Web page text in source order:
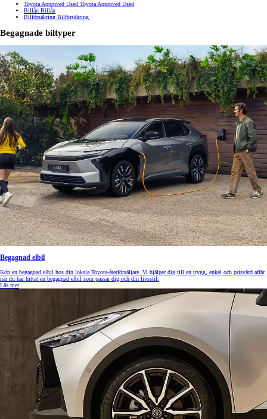
Toyota Approved Used Toyota Approved Used
Billån Billån
Bilförsäkring Bilförsäkring
Begagnade biltyper
Begagnad elbil
Köp en begagnad elbil hos din lokala Toyota-återförsäljare. Vi hjälper dig till en trygg, enkel och prisvärd affär
när du har hittat en begagnad elbil som passar dig och din livsstil.
Läs mer